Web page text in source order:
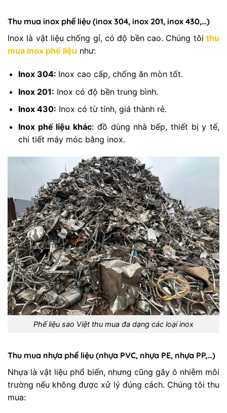
Thu mua inox phế liệu (inox 304, inox 201, inox 430,…)
Inox là vật liệu chống gỉ, có độ bền cao. Chúng tôi thu
mua inox phế liệu như:
Inox 304: Inox cao cấp, chống ăn mòn tốt.
Inox 201: Inox có độ bền trung bình.
Inox 430: Inox có từ tính, giá thành rẻ.
Inox phế liệu khác: đồ dùng nhà bếp, thiết bị y tế,
chi tiết máy móc bằng inox.
Phế liệu sao Việt thu mua đa dạng các loại inox
Thu mua nhựa phế liệu (nhựa PVC, nhựa PE, nhựa PP,…)
Nhựa là vật liệu phổ biến, nhưng cũng gây ô nhiễm môi
trường nếu không được xử lý đúng cách. Chúng tôi thu
mua: